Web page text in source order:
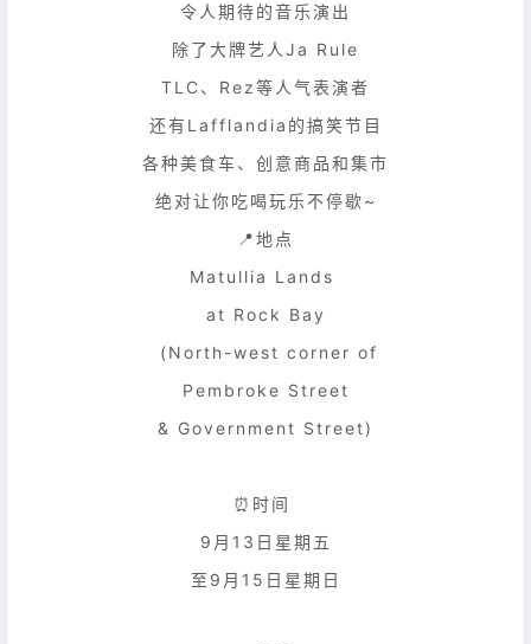
令人期待的音乐演出
除了大牌艺人Ja Rule
TLC、Rez等人气表演者
还有Lafflandia的搞笑节目
各种美食车、创意商品和集市
绝对让你吃喝玩乐不停歇~
📍地点
Matullia Lands
at Rock Bay
(North-west corner of
Pembroke Street
& Government Street)
⏰时间
9月13日星期五
至9月15日星期日